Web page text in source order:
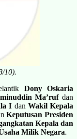
10).
Dony Oskaria
Ma’rufdan
I dan Wakil Kepala
Keputusan Presiden
Kepala dan
Milik Negara.